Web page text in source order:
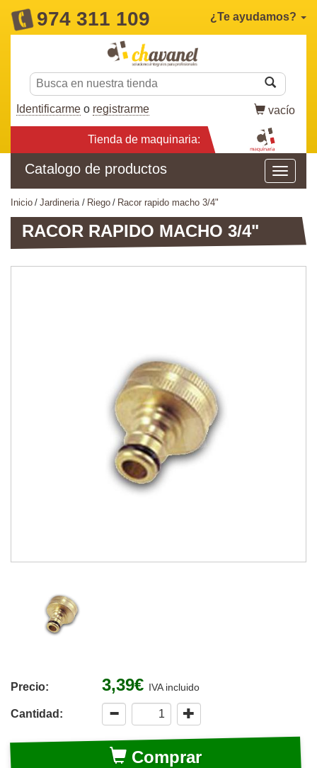
974 311 109 ¿Te ayudamos?
Identificarme o registrarme vacío
Tienda de maquinaria:
Catalogo de productos
inicio jardineria riego racor rapido macho 3/4"
RACOR RAPIDO MACHO 3/4"
Precio: 3,39€ IVA incluido
Cantidad:
Comprar